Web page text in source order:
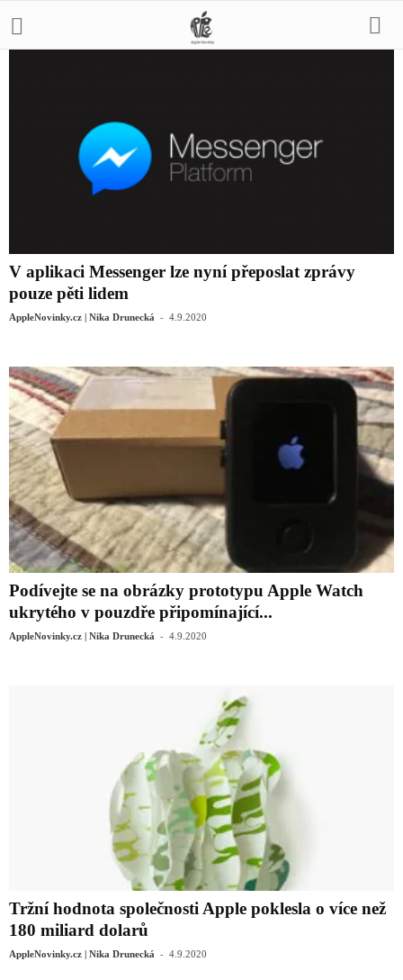
V aplikaci Messenger lze nyní přeposlat zprávy
pouze pěti lidem
AppleNovinky.cz | Nika Drunecká - 4.9.2020
Podívejte se na obrázky prototypu Apple Watch
ukrytého v pouzdře připomínající...
AppleNovinky.cz | Nika Drunecká - 4.9.2020
Tržní hodnota společnosti Apple poklesla o více než
180 miliard dolarů
AppleNovinky.cz | Nika Drunecká - 4.9.2020